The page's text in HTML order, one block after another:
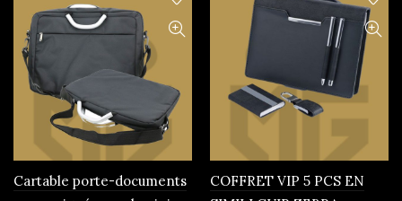
Cartable porte-documents
COFFRET VIP 5 PCS EN